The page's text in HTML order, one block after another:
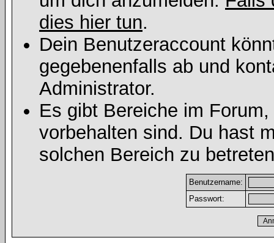
dies hier tun.
Dein Benutzeraccount
gegebenenfalls ab und
Administrator.
Es gibt Bereiche im
vorbehalten sind. Du hast
solchen Bereich zu
Benutzername:
Passwort: